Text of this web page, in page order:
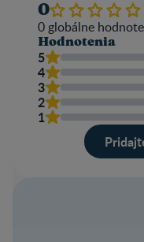
0
0 globálne
Hodnotenia
5
4
3
2
1